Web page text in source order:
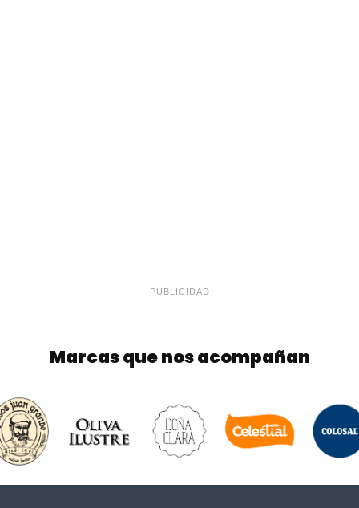
PUBLICIDAD
Marcas que nos acompañan